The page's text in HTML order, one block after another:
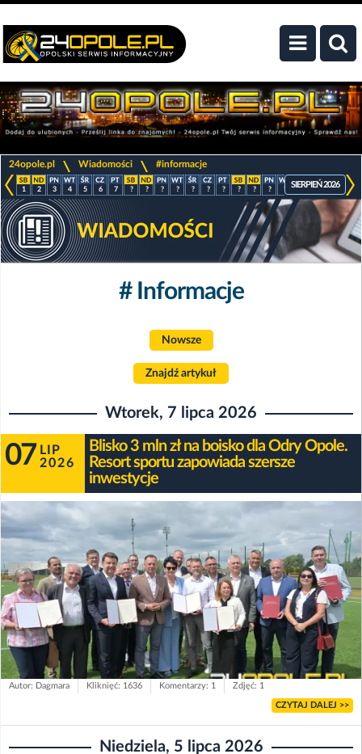
24opole.pl Wiadomości #informacje
1 2 3 4 5 6 7 ? ? ? ? ? ? ? ? ? ? ? ? ? ?
SIERPIEŃ 2026
# Informacje
Nowsze
Znajdź artykuł
Wtorek, 7 lipca 2026
07 LIP
2026
Blisko 3 mln zł na boisko dla Odry Opole.
Resort sportu zapowiada szersze
inwestycje
Autor: Dagmara Kliknięć: 1636 Komentarzy: 1 Zdjęć: 1
CZYTAJ DALEJ >>
Niedziela, 5 lipca 2026